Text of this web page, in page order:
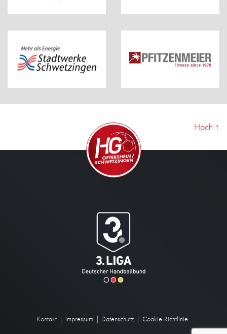
Hoch ↑
Kontakt Impressum Datenschutz Cookie-Richtlinie